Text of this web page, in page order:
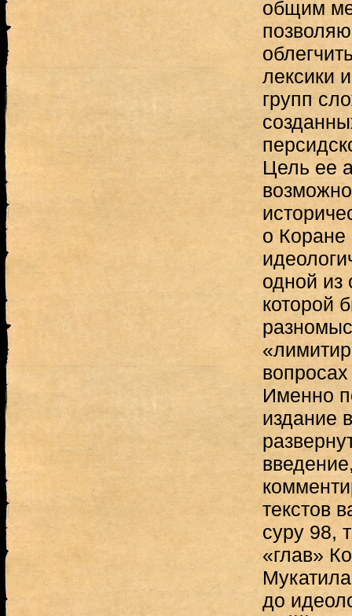
общим
лексики
групп
Цель ее
о Коране
одной из
которой
Именно
издание
текстов
суру 98,
«глав»
до